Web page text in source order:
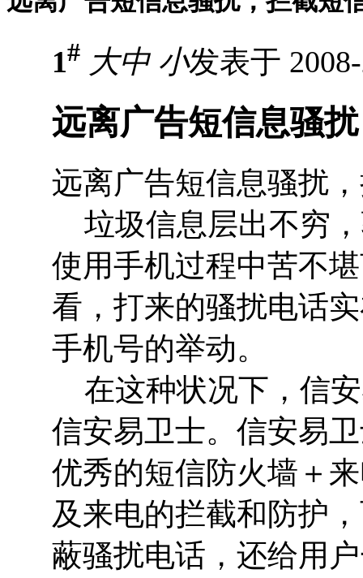
1# 大中 小发表于
远离广告短信息骚
远离广告短信息骚扰
垃圾信息层出不穷
使用手机过程中苦不
看，打来的骚扰电话
手机号的举动。
在这种状况下，信
信安易卫士。信安易
优秀的短信防火墙＋
及来电的拦截和防护
蔽骚扰电话，还给用